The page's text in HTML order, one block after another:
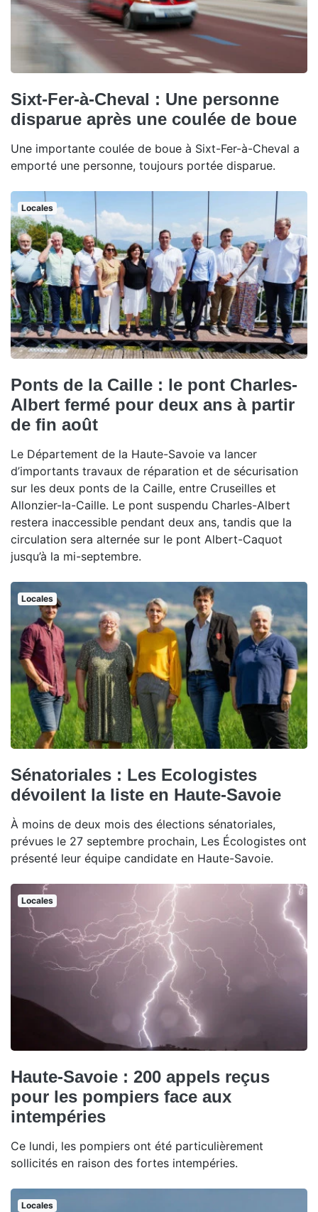
Sixt-Fer-à-Cheval : Une personne
disparue après une coulée de boue
Une importante coulée de boue à Sixt-Fer-à-Cheval a
emporté une personne, toujours portée disparue.
Locales
Ponts de la Caille : le pont Charles-
Albert fermé pour deux ans à partir
de fin août
Le Département de la Haute-Savoie va lancer
d’importants travaux de réparation et de sécurisation
sur les deux ponts de la Caille, entre Cruseilles et
Allonzier-la-Caille. Le pont suspendu Charles-Albert
restera inaccessible pendant deux ans, tandis que la
circulation sera alternée sur le pont Albert-Caquot
jusqu’à la mi-septembre.
Locales
Sénatoriales : Les Ecologistes
dévoilent la liste en Haute-Savoie
À moins de deux mois des élections sénatoriales,
prévues le 27 septembre prochain, Les Écologistes ont
présenté leur équipe candidate en Haute-Savoie.
Locales
Haute-Savoie : 200 appels reçus
pour les pompiers face aux
intempéries
Ce lundi, les pompiers ont été particulièrement
sollicités en raison des fortes intempéries.
Locales